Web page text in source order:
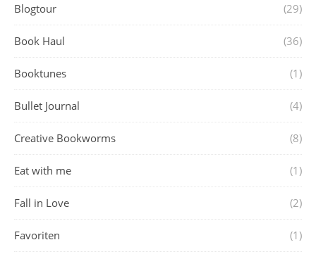
Blogtour (29)
Book Haul (36)
Booktunes (1)
Bullet Journal (4)
Creative Bookworms (8)
Eat with me (1)
Fall in Love (2)
Favoriten (1)